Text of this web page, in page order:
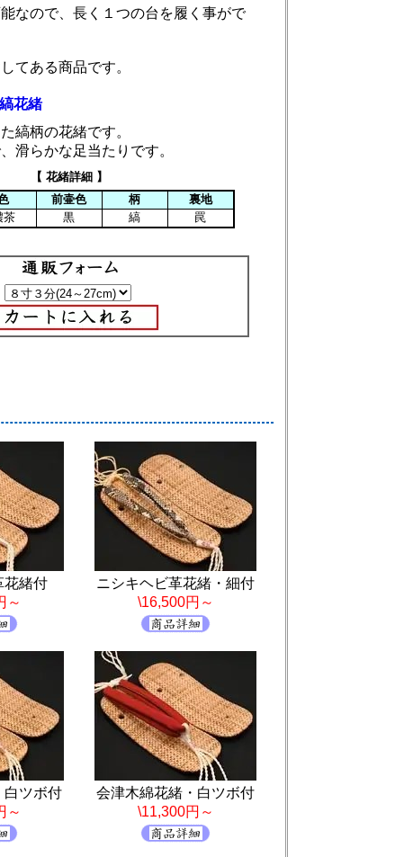
なので、長く１つの台を履く事がで
てある商品です。
花緒
縞柄の花緒です。
滑らかな足当たりです。
【 花緒詳細 】
前壷色 柄
裏地
茶 黒 縞 罠
花緒付
～
ニシキヘビ革花緒・細付
\16,500円～
白ツボ付
～
会津木綿花緒・白ツボ付
\11,300円～